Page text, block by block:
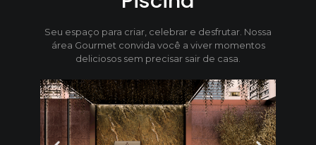
Seu espaço para criar, celebrar e desfrutar. Nossa
área Gourmet convida você a viver momentos
deliciosos sem precisar sair de casa.